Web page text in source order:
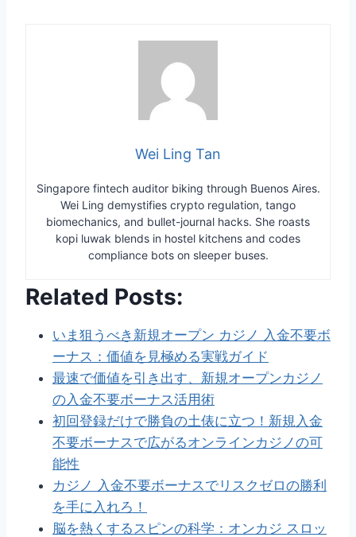
Wei Ling Tan
Singapore fintech auditor biking through Buenos Aires.
Wei Ling demystifies crypto regulation, tango
biomechanics, and bullet-journal hacks. She roasts
kopi luwak blends in hostel kitchens and codes
compliance bots on sleeper buses.
Related Posts:
いま狙うべき新規オープン カジノ 入金不要ボ
ーナス：価値を見極める実戦ガイド
最速で価値を引き出す、新規オープンカジノ
の入金不要ボーナス活用術
初回登録だけで勝負の土俵に立つ！新規入金
不要ボーナスで広がるオンラインカジノの可
能性
カジノ 入金不要ボーナスでリスクゼロの勝利
を手に入れろ！
脳を熱くするスピンの科学：オンカジ スロッ